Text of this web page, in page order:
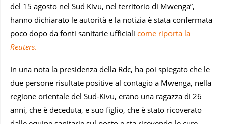
del 15 agosto nel Sud Kivu, nel territorio di Mwenga”,
hanno dichiarato le autorità e la notizia è stata confermata
poco dopo da fonti sanitarie ufficiali come riporta la
Reuters.
In una nota la presidenza della Rdc, ha poi spiegato che le
due persone risultate positive al contagio a Mwenga, nella
regione orientale del Sud-Kivu, erano una ragazza di 26
anni, che è deceduta, e suo figlio, che è stato ricoverato